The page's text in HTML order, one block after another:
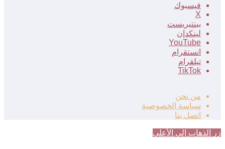
فيسبوك
‫X
بينتيريست
لينكدإن
‫YouTube
انستقرام
تيلقرام
‫TikTok
من نحن
سياسة الخصوصية
اتصل بنا
زر الذهاب إلى الأعلى